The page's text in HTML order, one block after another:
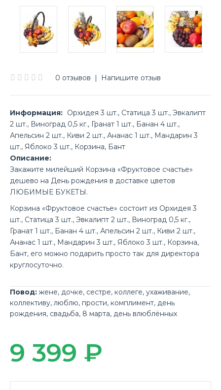
0 отзывов | Напишите отзыв
Информация: Орхидея 3 шт., Статица 3 шт., Эвкалипт
2 шт., Виноград 0,5 кг., Гранат 1 шт., Банан 4 шт.,
Апельсин 2 шт., Киви 2 шт., Ананас 1 шт., Мандарин 3
шт., Яблоко 3 шт., Корзина, Бант
Описание:
Закажите милейший Корзина «Фруктовое счастье»
дешево на День рождения в доставке цветов
ЛЮБИМЫЕ БУКЕТЫ.
Корзина «Фруктовое счастье» состоит из Орхидея 3
шт., Статица 3 шт., Эвкалипт 2 шт., Виноград 0,5 кг.,
Гранат 1 шт., Банан 4 шт., Апельсин 2 шт., Киви 2 шт.,
Ананас 1 шт., Мандарин 3 шт., Яблоко 3 шт., Корзина,
Бант, его можно подарить просто так для директора
круглосуточно.
Повод: жене, дочке, сестре, коллеге, ухаживание,
коллективу, люблю, прости, комплимент, день
рождения, свадьба, 8 марта, день влюблённых
9 399 ₽